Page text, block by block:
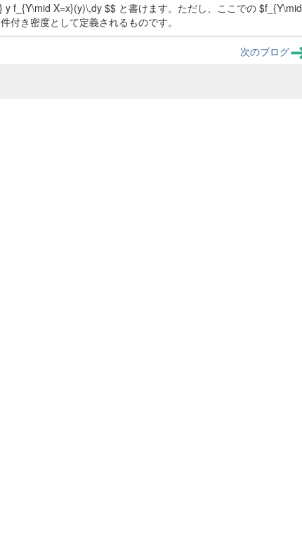
f_{Y\mid X=x}(y)\,dy $$ と書けます。ただし、ここでの $f_{Y\mid
き密度として定義されるものです。
次のブログ